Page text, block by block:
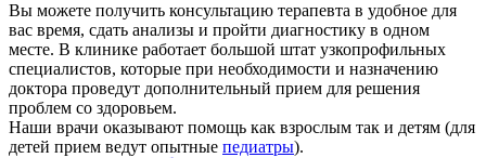
Вы можете получить консультацию терапевта в удобное для
вас время, сдать анализы и пройти диагностику в одном
месте. В клинике работает большой штат узкопрофильных
специалистов, которые при необходимости и назначению
доктора проведут дополнительный прием для решения
проблем со здоровьем.
Наши врачи оказывают помощь как взрослым так и детям (для
детей прием ведут опытные педиатры).